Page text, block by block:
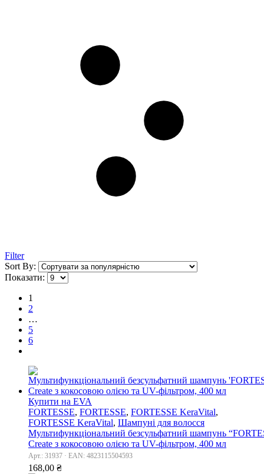
Filter
Sort By:
Показати:
1
2
…
5
6
Купити на EVA
FORTESSE, FORTESSE, FORTESSE KeraVital,
FORTESSE KeraVital, Шампуні для волосся
Мультифункціональний безсульфатний шампунь
Сreate з кокосовою олією та UV-фільтром, 400 мл
Арт.: 31937 · EAN: 4823115504593
168,00 ₴